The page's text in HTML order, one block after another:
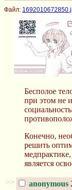
Файл:
Бесполое
при этом не
Конечно,
решить
является
>> anonymous